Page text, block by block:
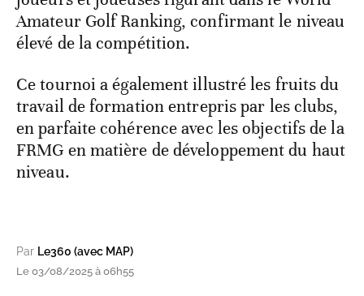
Amateur Golf Ranking, confirmant le niveau
élevé de la compétition.
Ce tournoi a également illustré les fruits du
travail de formation entrepris par les clubs,
en parfaite cohérence avec les objectifs de la
FRMG en matière de développement du haut
niveau.
Par Le360 (avec MAP)
Le 03/08/2025 à 06h55